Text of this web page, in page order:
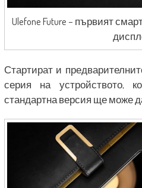
Ulefone Future – първият
Стартират и
серия на устройството,
стандартна версия ще може